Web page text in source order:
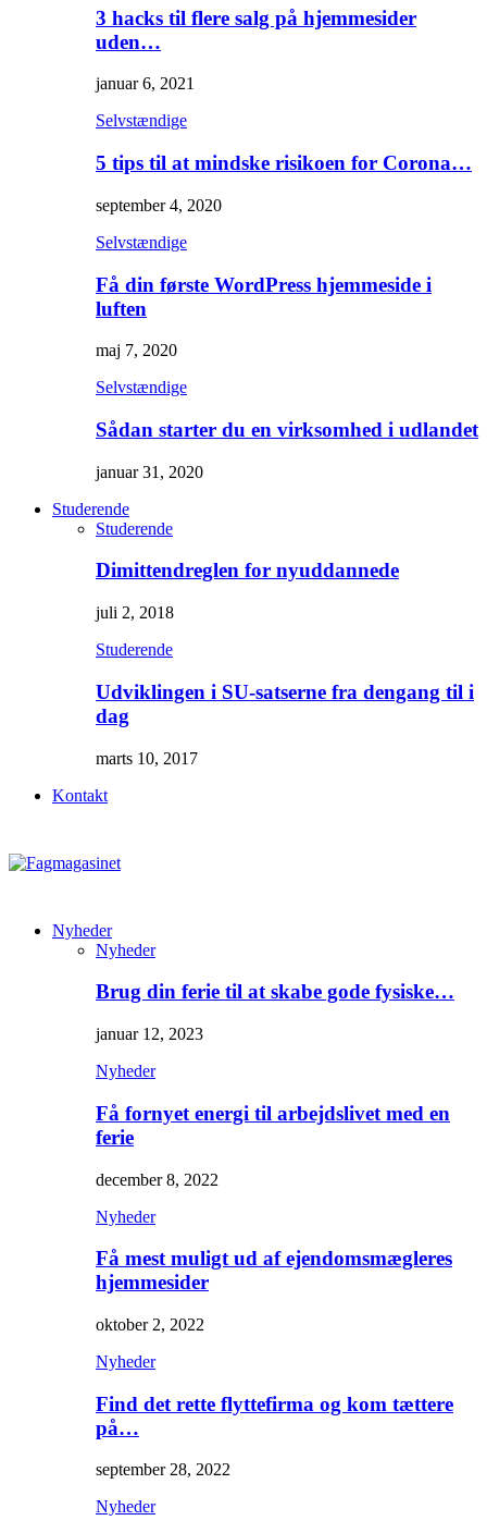
3 hacks til flere salg på hjemmesider
uden…
januar 6, 2021
Selvstændige
5 tips til at mindske risikoen for Corona…
september 4, 2020
Selvstændige
Få din første WordPress hjemmeside i
luften
maj 7, 2020
Selvstændige
Sådan starter du en virksomhed i udlandet
januar 31, 2020
Studerende
Studerende
Dimittendreglen for nyuddannede
juli 2, 2018
Studerende
Udviklingen i SU-satserne fra dengang til i
dag
marts 10, 2017
Kontakt
Nyheder
Nyheder
Brug din ferie til at skabe gode fysiske…
januar 12, 2023
Nyheder
Få fornyet energi til arbejdslivet med en
ferie
december 8, 2022
Nyheder
Få mest muligt ud af ejendomsmægleres
hjemmesider
oktober 2, 2022
Nyheder
Find det rette flyttefirma og kom tættere
på…
september 28, 2022
Nyheder